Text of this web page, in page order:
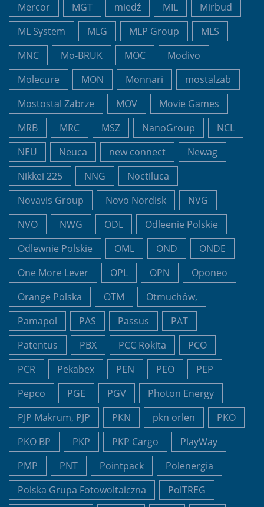
Mercor
MGT miedź MIL
Mirbud
ML System
MLG MLP Group
MLS
MNC
Mo-BRUK MOC
Modivo
Molecure
MON Monnari
mostalzab
Mostostal Zabrze
MOV
Movie Games
MRB
MRC MSZ NanoGroup
NCL
NEU
Neuca new connect
Newag
Nikkei 225
NNG
Noctiluca
Novavis Group
Novo Nordisk
NVG
NVO
NWG ODL
Odleenie Polskie
Odlewnie Polskie
OML OND
ONDE
One More Lever
OPL OPN
Oponeo
Orange Polska
OTM
Otmuchów,
Pamapol
PAS Passus
PAT
Patentus
PBX PCC Rokita
PCO
PCR
Pekabex PEN PEO
PEP
Pepco
PGE PGV
Photon Energy
PJP Makrum, PJP
PKN pkn orlen
PKO
PKO BP
PKP PKP Cargo
PlayWay
PMP
PNT Pointpack
Polenergia
Polska Grupa Fotowoltaiczna
PolTREG